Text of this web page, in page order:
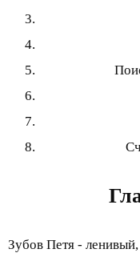
Зубов Петя - ленивый,